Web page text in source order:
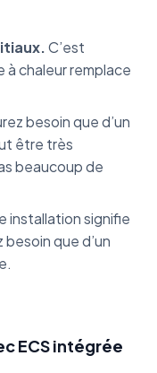
C’est
à chaleur remplace
besoin que d’un
être très
beaucoup de
installation signifie
que d’un
ECS intégrée